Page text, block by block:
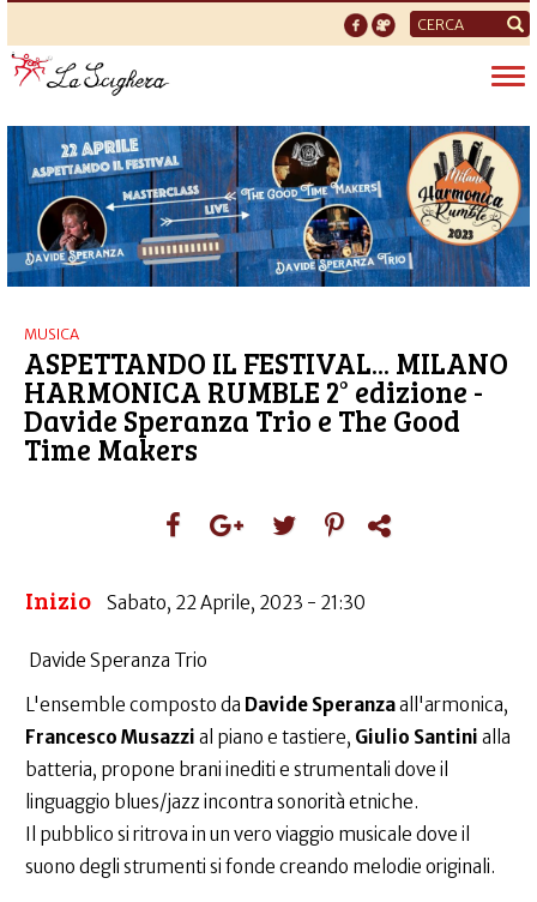
Form
di
ricerca
MUSICA
ASPETTANDO IL FESTIVAL... MILANO
HARMONICA RUMBLE 2° edizione -
Davide Speranza Trio e The Good
Time Makers
Inizio Sabato, 22 Aprile, 2023 - 21:30
Davide Speranza Trio
L'ensemble composto da Davide Speranzaall'armonica,
Francesco Musazzi al piano e tastiere, Giulio Santini alla
batteria, propone brani inediti e strumentali dove il
linguaggio blues/jazz incontra sonorità etniche.
Il pubblico si ritrova in un vero viaggio musicale dove il
suono degli strumenti si fonde creando melodie originali.